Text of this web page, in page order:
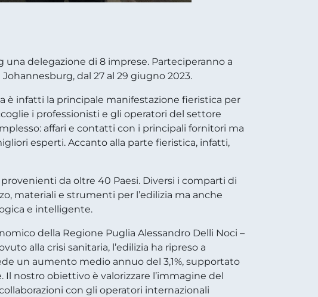
delegazione di 8 imprese. Parteciperanno a
dal 27 al 29 giugno 2023.
infatti la principale manifestazione fieristica per
i professionisti e gli operatori del settore
affari e contatti con i principali fornitori ma
esperti. Accanto alla parte fieristica, infatti,
da oltre 40 Paesi. Diversi i comparti di
materiali e strumenti per l’edilizia ma anche
e intelligente.
della Regione Puglia Alessandro Delli Noci –
alla crisi sanitaria, l’edilizia ha ripreso a
un aumento medio annuo del 3,1%, supportato
nostro obiettivo è valorizzare l’immagine del
con gli operatori internazionali